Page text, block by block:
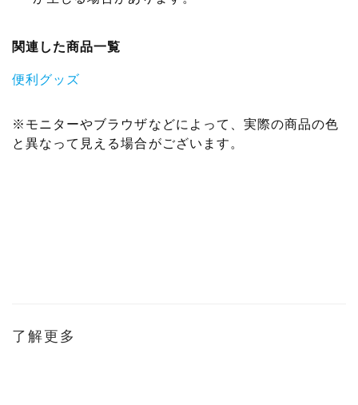
関連した商品一覧
便利グッズ
※モニターやブラウザなどによって、実際の商品の色
と異なって見える場合がございます。
了解更多